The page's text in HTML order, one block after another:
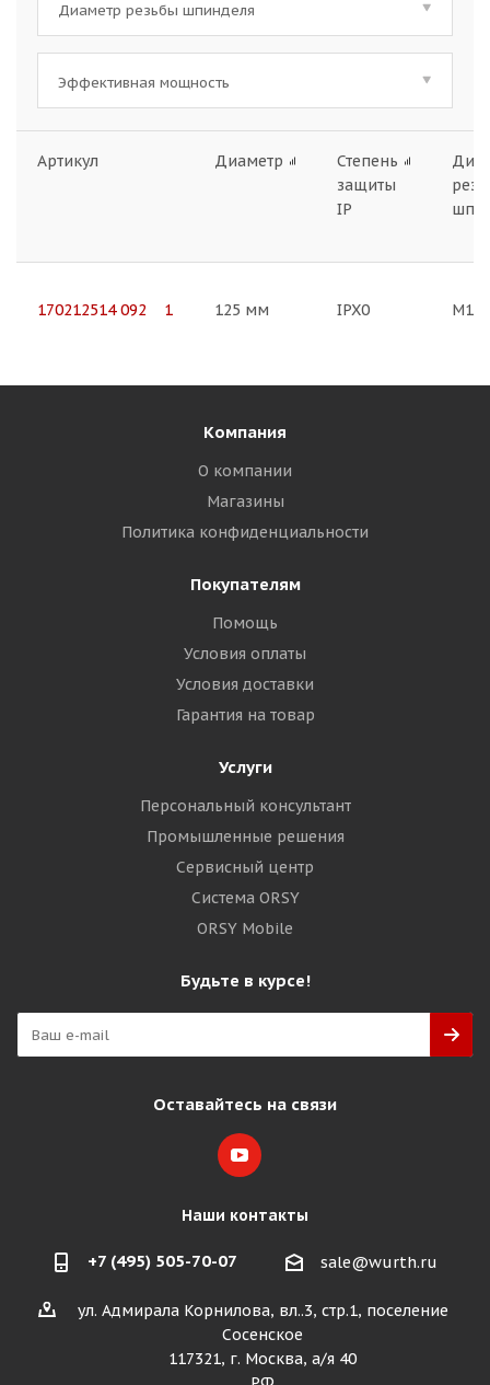
Диаметр резьбы шпинделя
Эффективная мощность
Артикул Диаметр
Степень
защиты
IP
170212514 092 1 125 мм IPX0 M14
Компания
О компании
Магазины
Политика конфиденциальности
Покупателям
Помощь
Условия оплаты
Условия доставки
Гарантия на товар
Услуги
Персональный консультант
Промышленные решения
Сервисный центр
Система ORSY
ORSY Mobile
Будьте в курсе!
Оставайтесь на связи
Наши контакты
+7 (495) 505-70-07 sale@wurth.ru
ул. Адмирала Корнилова, вл..3, стр.1, поселение
Сосенское
117321, г. Москва, а/я 40